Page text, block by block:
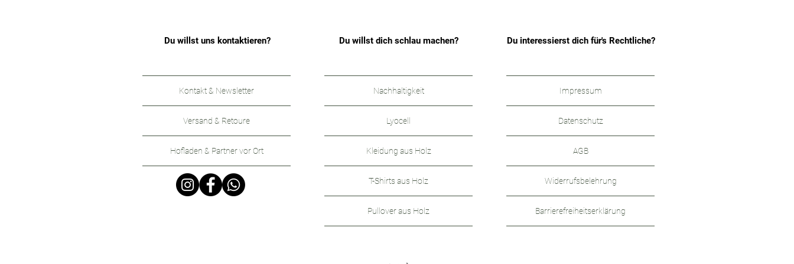
Du willst uns kontaktieren? Du willst dich schlau machen? Du interessierst dich für's Rechtliche?
Kontakt & Newsletter
Versand & Retoure
Hofladen & Partner vor Ort
Nachhaltigkeit
Lyocell
Kleidung aus Holz
T-Shirts aus Holz
Pullover aus Holz
Impressum
Datenschutz
AGB
Widerrufsbelehrung
Barrierefreiheitserklärung